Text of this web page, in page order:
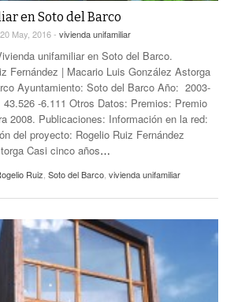
en Soto del Barco
May, 2016 - vivienda unifamiliar
unifamiliar en Soto del Barco.
Fernández | Macario Luis González Astorga
Ayuntamiento: Soto del Barco Año: 2003-
-6.111 Otros Datos: Premios: Premio
2008. Publicaciones: Información en la red:
del proyecto: Rogelio Ruiz Fernández
Casi cinco años…
Ruiz Soto del Barco vivienda unifamiliar